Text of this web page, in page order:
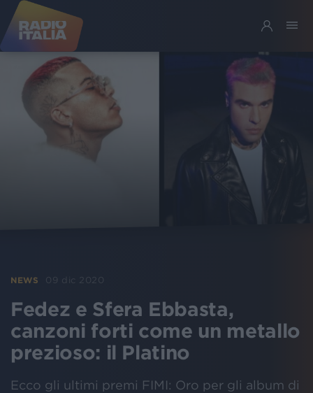
NEWS 09 dic 2020
Fedez e Sfera Ebbasta,
canzoni forti come un metallo
prezioso: il Platino
Ecco gli ultimi premi FIMI: Oro per gli album di